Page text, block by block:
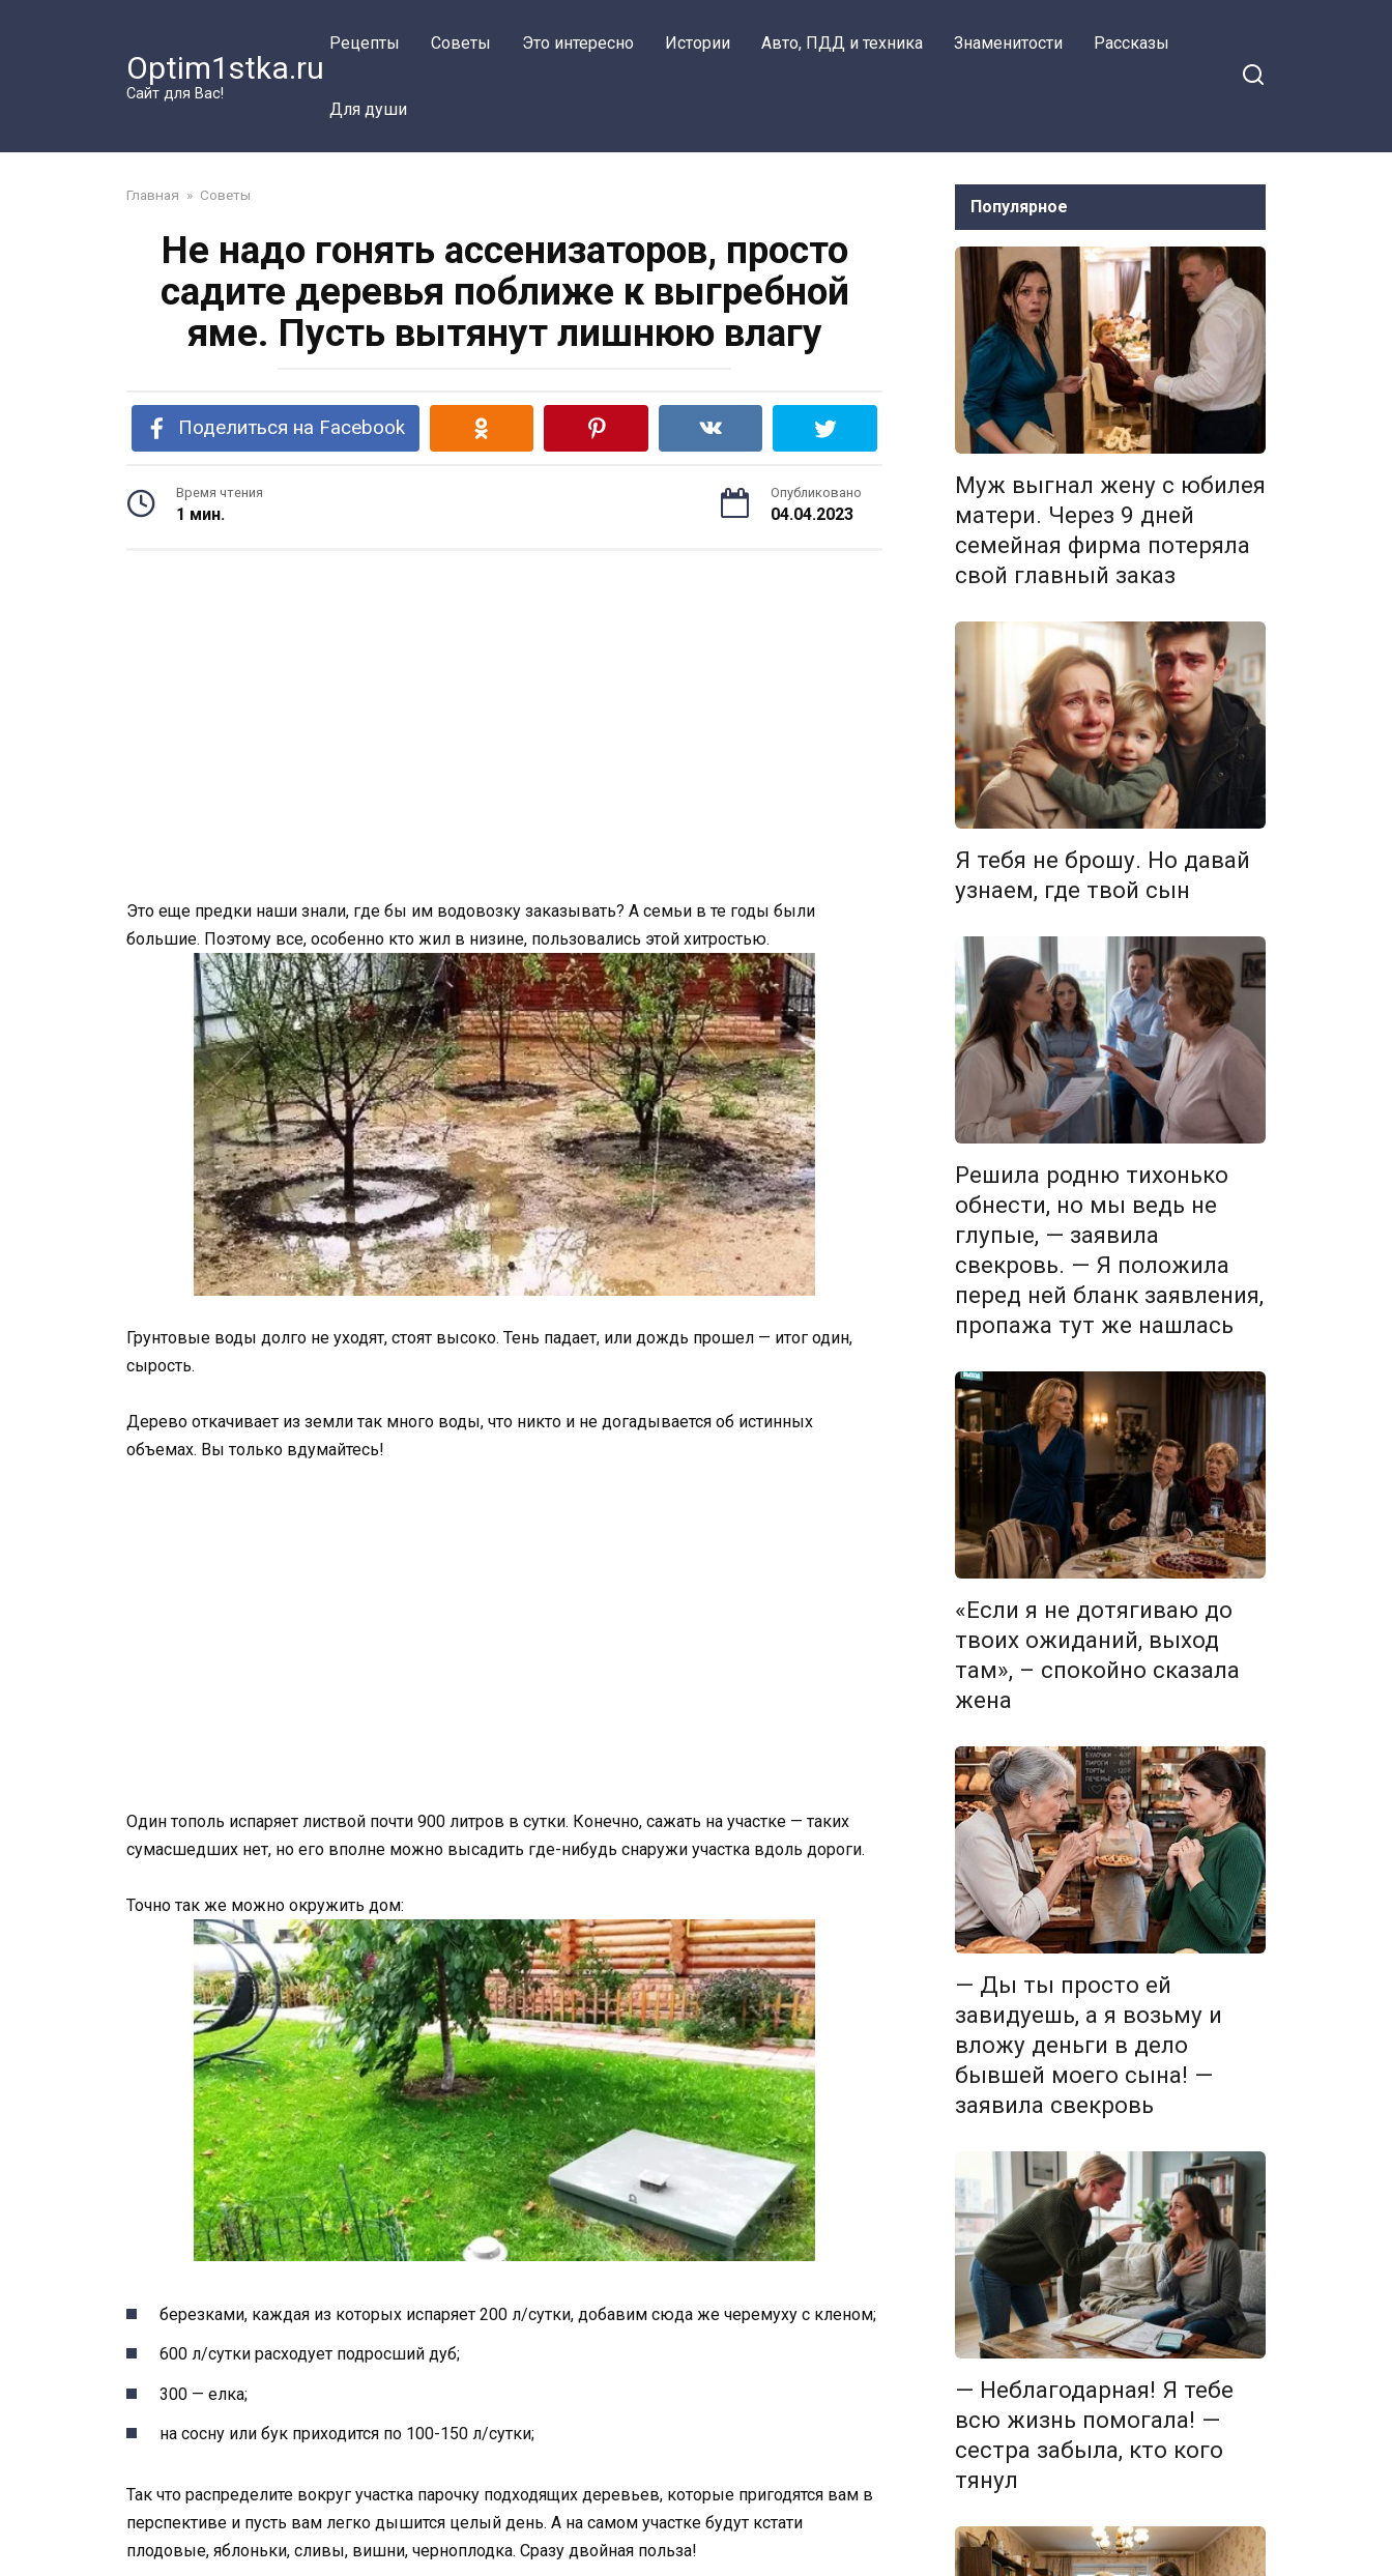
Optim1stka.ru
Сайт для Вас!
Рецепты Советы Это интересно Истории Авто, ПДД и техника Знаменитости Рассказы
Для души
Главная » Советы
Не надо гонять ассенизаторов, просто
садите деревья поближе к выгребной
яме. Пусть вытянут лишнюю влагу
Поделиться на Facebook
Время чтения
1 мин.
Опубликовано
04.04.2023
Это еще предки наши знали, где бы им водовозку заказывать? А семьи в те годы были
большие. Поэтому все, особенно кто жил в низине, пользовались этой хитростью.
Грунтовые воды долго не уходят, стоят высоко. Тень падает, или дождь прошел — итог один,
сырость.
Дерево откачивает из земли так много воды, что никто и не догадывается об истинных
объемах. Вы только вдумайтесь!
Один тополь испаряет листвой почти 900 литров в сутки. Конечно, сажать на участке — таких
сумасшедших нет, но его вполне можно высадить где-нибудь снаружи участка вдоль дороги.
Точно так же можно окружить дом:
березками, каждая из которых испаряет 200 л/сутки, добавим сюда же черемуху с кленом;
600 л/сутки расходует подросший дуб;
300 — елка;
на сосну или бук приходится по 100-150 л/сутки;
Так что распределите вокруг участка парочку подходящих деревьев, которые пригодятся вам в
перспективе и пусть вам легко дышится целый день. А на самом участке будут кстати
плодовые, яблоньки, сливы, вишни, черноплодка. Сразу двойная польза!
Популярное
Муж выгнал жену с юбилея
матери. Через 9 дней
семейная фирма потеряла
свой главный заказ
Я тебя не брошу. Но давай
узнаем, где твой сын
Решила родню тихонько
обнести, но мы ведь не
глупые, — заявила
свекровь. — Я положила
перед ней бланк заявления,
пропажа тут же нашлась
«Если я не дотягиваю до
твоих ожиданий, выход
там», – спокойно сказала
жена
— Ды ты просто ей
завидуешь, а я возьму и
вложу деньги в дело
бывшей моего сына! —
заявила свекровь
— Неблагодарная! Я тебе
всю жизнь помогала! —
сестра забыла, кто кого
тянул
копит на собственную